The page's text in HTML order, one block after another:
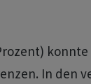
In den